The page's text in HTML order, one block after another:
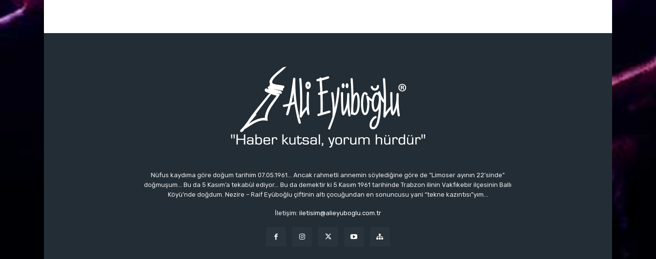
Nüfus kaydıma göre doğum tarihim 07.05.1961… Ancak rahmetli annemin söylediğine göre de “Limoser ayının 22’sinde”
doğmuşum… Bu da 5 Kasım’a tekabül ediyor… Bu da demektir ki 5 Kasım 1961 tarihinde Trabzon ilinin Vakfıkebir ilçesinin Ballı
Köyü’nde doğdum. Nezire – Raif Eyüboğlu çiftinin altı çocuğundan en sonuncusu yani “tekne kazıntısı”yım…
İletişim: iletisim@alieyuboglu.com.tr